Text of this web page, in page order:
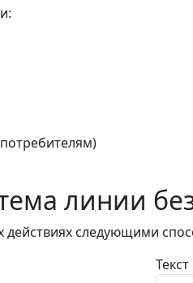
линии
следующими
Текст